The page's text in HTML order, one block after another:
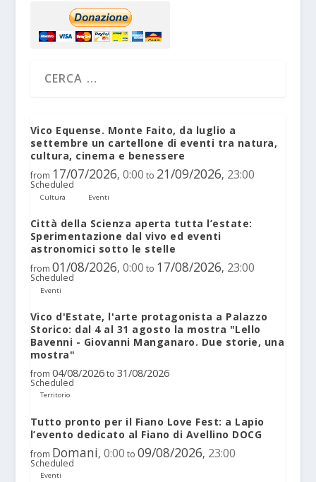
Vico Equense. Monte Faito, da luglio a
settembre un cartellone di eventi tra natura,
cultura, cinema e benessere
from 17/07/2026, 0:00 to 21/09/2026, 23:00
Scheduled
Cultura Eventi
Città della Scienza aperta tutta l’estate:
Sperimentazione dal vivo ed eventi
astronomici sotto le stelle
from 01/08/2026, 0:00 to 17/08/2026, 23:00
Scheduled
Eventi
Vico d'Estate, l'arte protagonista a Palazzo
Storico: dal 4 al 31 agosto la mostra "Lello
Bavenni - Giovanni Manganaro. Due storie, una
mostra"
from 04/08/2026 to 31/08/2026
Scheduled
Territorio
Tutto pronto per il Fiano Love Fest: a Lapio
l’evento dedicato al Fiano di Avellino DOCG
from Domani, 0:00 to 09/08/2026, 23:00
Scheduled
Eventi